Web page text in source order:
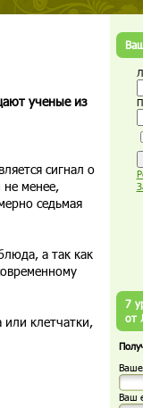
ученые из
сигнал о
не менее,
седьмая
а так как
клетчатки,
7
от
Ваш